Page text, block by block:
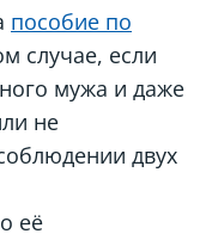
пособие по
случае, если
мужа и даже
не
двух
её